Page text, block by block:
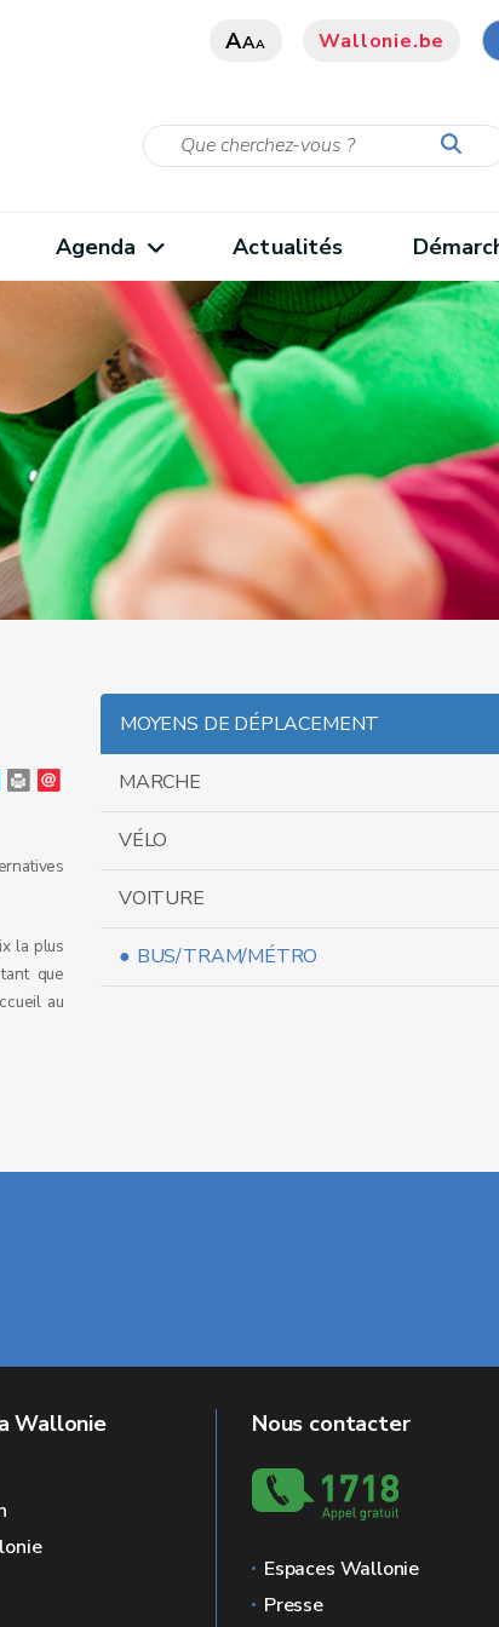
AAA Wallonie.be
Agenda Actualités
la plus
que
au
MOYENS DE DÉPLACEMENT
MARCHE
VÉLO
VOITURE
BUS/TRAM/MÉTRO
Wallonie Nous contacter
Espaces Wallonie
Presse